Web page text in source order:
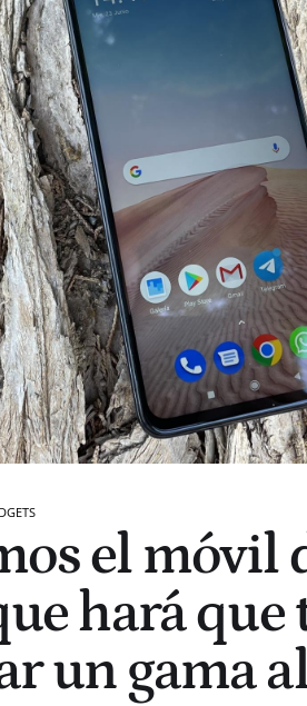
el móvil
hará que
un gama